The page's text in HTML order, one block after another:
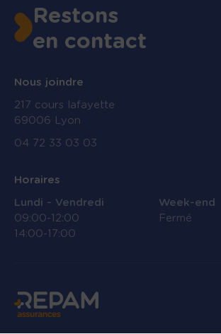
Restons
en contact
Nous joindre
217 cours lafayette
69006 Lyon
04 72 33 03 03
Horaires
Lundi - Vendredi
09:00-12:00
14:00-17:00
Week-end
Fermé